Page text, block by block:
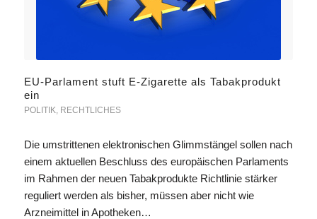
EU-Parlament stuft E-Zigarette als Tabakprodukt
ein
POLITIK, RECHTLICHES
Die umstrittenen elektronischen Glimmstängel sollen nach
einem aktuellen Beschluss des europäischen Parlaments
im Rahmen der neuen Tabakprodukte Richtlinie stärker
reguliert werden als bisher, müssen aber nicht wie
Arzneimittel in Apotheken…